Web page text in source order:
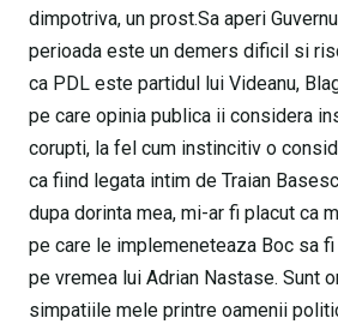
dimpotriva, un prost.Sa aperi
perioada este un demers dificil si
ca PDL este partidul lui Videanu,
pe care opinia publica ii considera
corupti, la fel cum instincitiv o
ca fiind legata intim de Traian
dupa dorinta mea, mi-ar fi placut ca
pe care le implemeneteaza Boc sa
pe vremea lui Adrian Nastase. Sunt
simpatiile mele printre oamenii